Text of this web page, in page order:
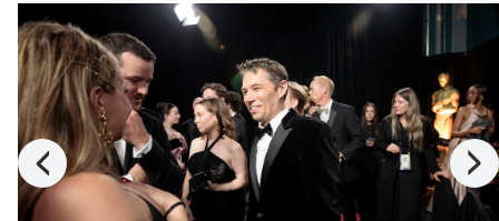
КИНОБИЗНЕС
23 января — 2 февраля 2025,
Парк-Сити, США
Сандэнс 2025:
моменты
фестивальной жизни
5 января, Лос-Анджелес
Золотой глобус 2024:
церемония
награждения